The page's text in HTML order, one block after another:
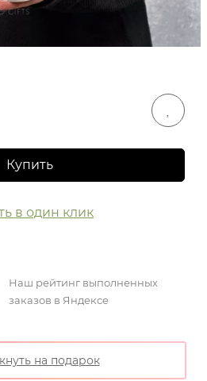
Купить
в один клик
Наш рейтинг выполненных
заказов в Яндексе
на подарок